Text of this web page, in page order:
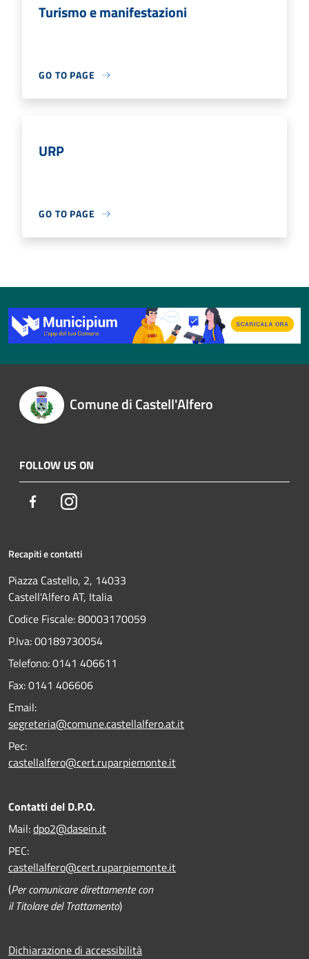
Turismo e manifestazioni
GO TO PAGE
URP
GO TO PAGE
Comune di Castell'Alfero
FOLLOW US ON
FacebookInstagram
Recapiti e contatti
Piazza Castello, 2, 14033
Castell'Alfero AT, Italia
Codice Fiscale: 80003170059
P.Iva: 00189730054
Telefono:0141 406611
Fax:0141 406606
Email:
segreteria@comune.castellalfero.at.it
Pec:
castellalfero@cert.ruparpiemonte.it
Contatti del D.P.O.
Mail:dpo2@dasein.it
PEC:
castellalfero@cert.ruparpiemonte.it
(Per comunicare direttamente con
il Titolare del Trattamento)
Dichiarazione di accessibilità